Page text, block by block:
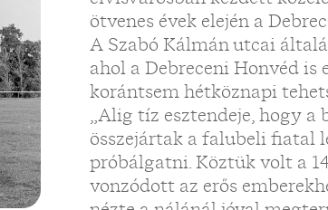
ötvenes évek elején a
A Szabó Kálmán utcai
ahol a Debreceni Honvéd
korántsem hétköznapi
„Alig tíz esztendeje, hogy
összejártak a falubeli fiatal
próbálgatni. Köztük volt a
vonzódott az erős